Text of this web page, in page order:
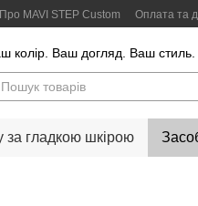
Про MAVI STEP Custom Оплата та
колір. Ваш догляд. Ваш стиль.
за гладкою шкірою